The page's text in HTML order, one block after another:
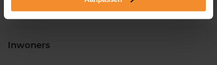
Inwoners